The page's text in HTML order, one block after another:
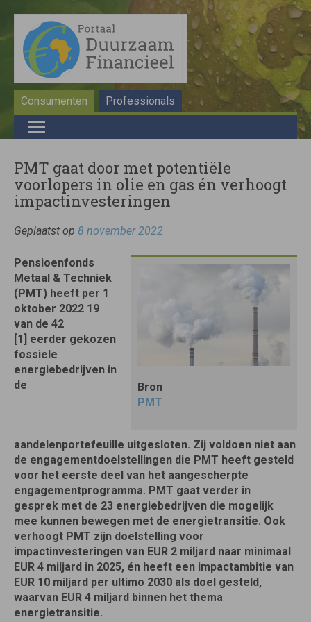
Consumenten Professionals
PMT gaat door met potentiële
voorlopers in olie en gas én verhoogt
impactinvesteringen
Geplaatst op 8 november 2022
Bron
PMT
Pensioenfonds
Metaal & Techniek
(PMT) heeft per 1
oktober 2022 19
van de 42
[1] eerder gekozen
fossiele
energiebedrijven in
de
aandelenportefeuille uitgesloten. Zij voldoen niet aan
de engagementdoelstellingen die PMT heeft gesteld
voor het eerste deel van het aangescherpte
engagementprogramma. PMT gaat verder in
gesprek met de 23 energiebedrijven die mogelijk
mee kunnen bewegen met de energietransitie. Ook
verhoogt PMT zijn doelstelling voor
impactinvesteringen van EUR 2 miljard naar minimaal
EUR 4 miljard in 2025, én heeft een impactambitie van
EUR 10 miljard per ultimo 2030 als doel gesteld,
waarvan EUR 4 miljard binnen het thema
energietransitie.